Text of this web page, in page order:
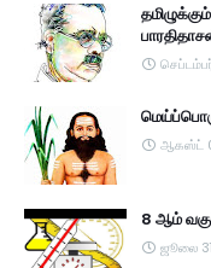
ஆகஸ்ட்
8 ஆம்
ஜூலை